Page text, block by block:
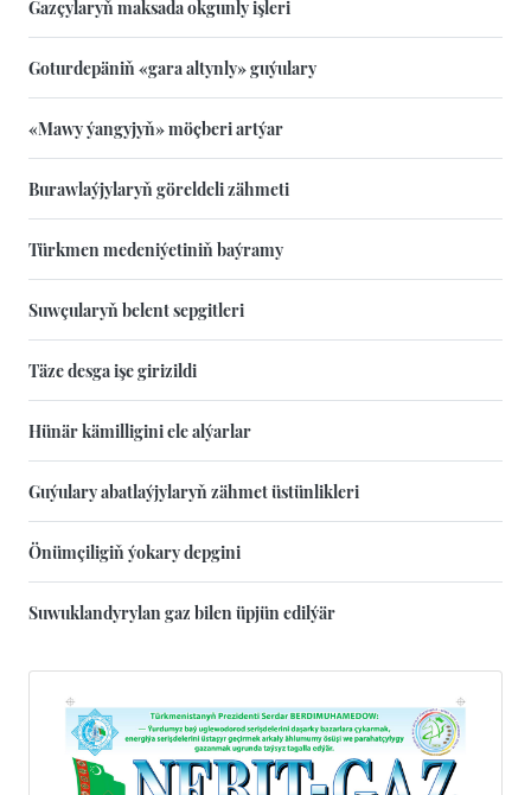
Gazçylaryň maksada okgunly işleri
Goturdepäniň «gara altynly» guýulary
«Mawy ýangyjyň» möçberi artýar
Burawlaýjylaryň göreldeli zähmeti
Türkmen medeniýetiniň baýramy
Suwçularyň belent sepgitleri
Täze desga işe girizildi
Hünär kämilligini ele alýarlar
Guýulary abatlaýjylaryň zähmet üstünlikleri
Önümçiligiň ýokary depgini
Suwuklandyrylan gaz bilen üpjün edilýär